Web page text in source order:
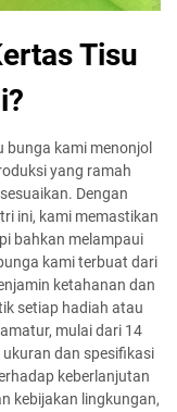
Tisu
bunga kami menonjol
yang ramah
Dengan
ini, kami memastikan
bahkan melampaui
kami terbuat dari
ketahanan dan
setiap hadiah atau
mulai dari 14
dan spesifikasi
keberlanjutan
kebijakan lingkungan,